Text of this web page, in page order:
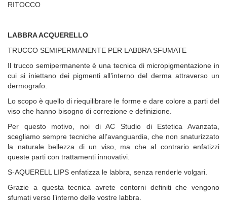
RITOCCO
LABBRA ACQUERELLO
TRUCCO SEMIPERMANENTE PER LABBRA SFUMATE
Il trucco semipermanente è una tecnica di micropigmentazione in
cui si iniettano dei pigmenti all’interno del derma attraverso un
dermografo.
Lo scopo è quello di riequilibrare le forme e dare colore a parti del
viso che hanno bisogno di correzione e definizione.
Per questo motivo, noi di AC Studio di Estetica Avanzata,
scegliamo sempre tecniche all’avanguardia, che non snaturizzato
la naturale bellezza di un viso, ma che al contrario enfatizzi
queste parti con trattamenti innovativi.
S-AQUERELL LIPS enfatizza le labbra, senza renderle volgari.
Grazie a questa tecnica avrete contorni definiti che vengono
sfumati verso l’interno delle vostre labbra.